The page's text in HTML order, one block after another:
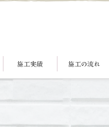
施工実績 施工の流れ